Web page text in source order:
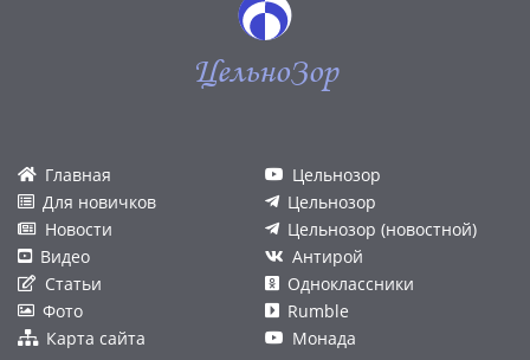
ЦельноЗор
Главная
Для новичков
Новости
Видео
Статьи
Фото
Карта сайта
Цельнозор
Цельнозор
Цельнозор (новостной)
Антирой
Одноклассники
Rumble
Монада